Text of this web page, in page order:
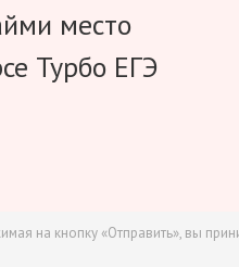
место
Турбо ЕГЭ
на кнопку «Отправить», вы